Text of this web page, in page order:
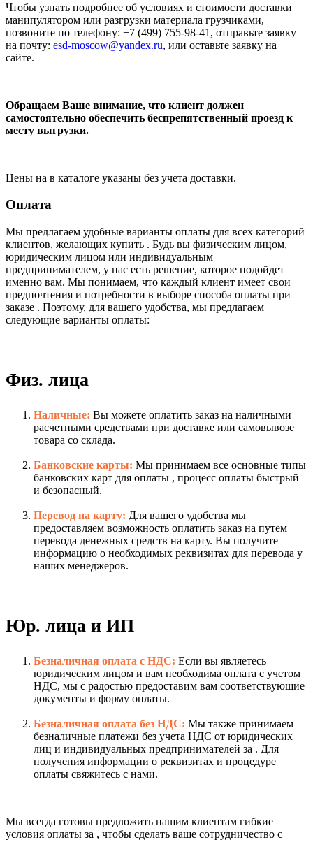
Чтобы узнать подробнее об условиях и стоимости доставки
манипулятором или разгрузки материала грузчиками,
позвоните по телефону: +7 (499) 755-98-41, отправьте заявку
на почту: esd-moscow@yandex.ru, или оставьте заявку на
сайте.
Обращаем Ваше внимание, что клиент должен
самостоятельно обеспечить беспрепятственный проезд к
месту выгрузки.
Цены на в каталоге указаны без учета доставки.
Оплата
Мы предлагаем удобные варианты оплаты для всех категорий
клиентов, желающих купить . Будь вы физическим лицом,
юридическим лицом или индивидуальным
предпринимателем, у нас есть решение, которое подойдет
именно вам. Мы понимаем, что каждый клиент имеет свои
предпочтения и потребности в выборе способа оплаты при
заказе . Поэтому, для вашего удобства, мы предлагаем
следующие варианты оплаты:
Физ. лица
Наличные: Вы можете оплатить заказ на наличными
расчетными средствами при доставке или самовывозе
товара со склада.
Банковские карты: Мы принимаем все основные типы
банковских карт для оплаты , процесс оплаты быстрый
и безопасный.
Перевод на карту: Для вашего удобства мы
предоставляем возможность оплатить заказ на путем
перевода денежных средств на карту. Вы получите
информацию о необходимых реквизитах для перевода у
наших менеджеров.
Юр. лица и ИП
Безналичная оплата с НДС: Если вы являетесь
юридическим лицом и вам необходима оплата с учетом
НДС, мы с радостью предоставим вам соответствующие
документы и форму оплаты.
Безналичная оплата без НДС: Мы также принимаем
безналичные платежи без учета НДС от юридических
лиц и индивидуальных предпринимателей за . Для
получения информации о реквизитах и процедуре
оплаты свяжитесь с нами.
Мы всегда готовы предложить нашим клиентам гибкие
условия оплаты за , чтобы сделать ваше сотрудничество с